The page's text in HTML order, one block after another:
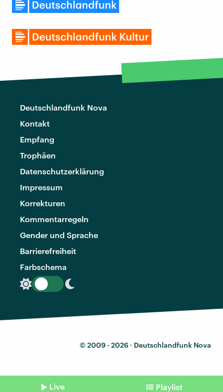
Deutschlandfunk Nova
Kontakt
Empfang
Trophäen
Datenschutzerklärung
Impressum
Korrekturen
Kommentarregeln
Gender und Sprache
Barrierefreiheit
Farbschema
© 2009 - 2026 · Deutschlandfunk Nova
Live Playlist